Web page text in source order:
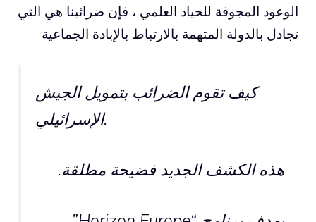
الوعود المجوفة للحياد العلمي ، فإن ضرائبنا هي التي
تجادل بالدولة المتهمة بالارتباط بالإبادة الجماعية
كيف تقوم الضرائب بتمويل الجيش
الإسرائيلي.
هذه الكشف الجديد فضيحة مطلقة.